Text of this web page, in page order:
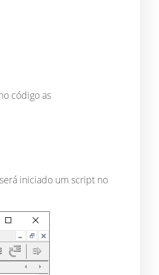
código as
iniciado um script no